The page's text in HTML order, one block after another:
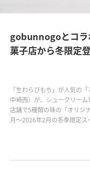
gobunnogoとコラ
菓子店から冬限定
「生わらびもち」が人気の
中崎西）が、シュークリー
店舗で5種類の味の「オリジ
月～2026年2月の冬季限定